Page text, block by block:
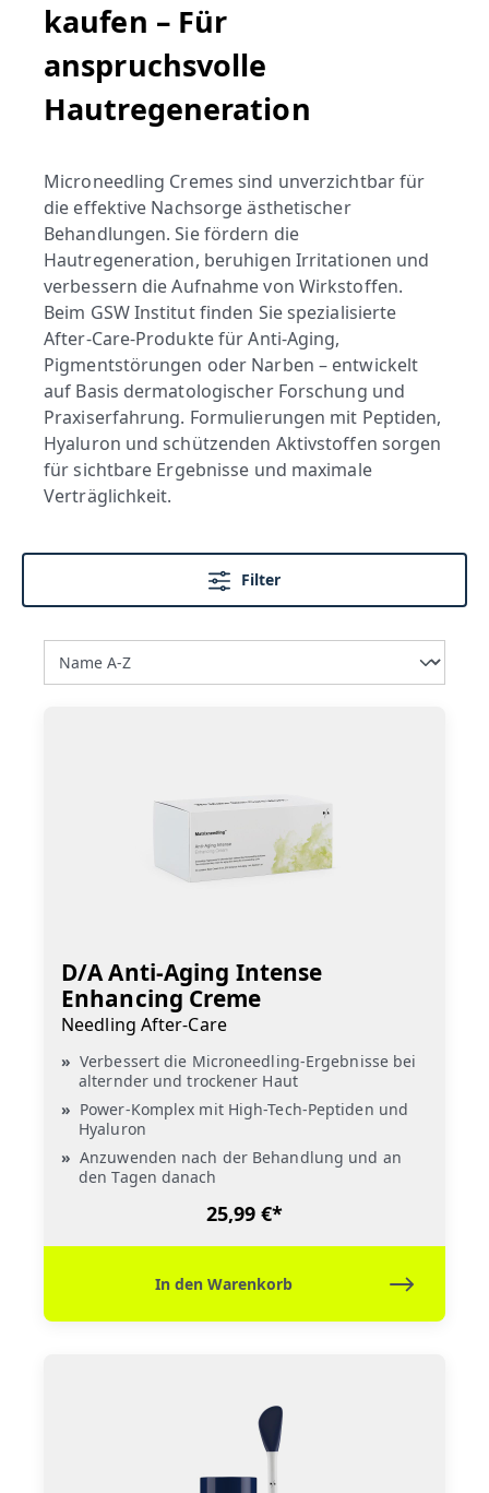
kaufen – Für
anspruchsvolle
Hautregeneration
Microneedling Cremes sind unverzichtbar für
die effektive Nachsorge ästhetischer
Behandlungen. Sie fördern die
Hautregeneration, beruhigen Irritationen und
verbessern die Aufnahme von Wirkstoffen.
Beim GSW Institut finden Sie spezialisierte
After-Care-Produkte für Anti-Aging,
Pigmentstörungen oder Narben – entwickelt
auf Basis dermatologischer Forschung und
Praxiserfahrung. Formulierungen mit Peptiden,
Hyaluron und schützenden Aktivstoffen sorgen
für sichtbare Ergebnisse und maximale
Verträglichkeit.
Filter
D/A Anti-Aging Intense
Enhancing Creme
Needling After-Care
Verbessert die Microneedling-Ergebnisse bei
alternder und trockener Haut
Power-Komplex mit High-Tech-Peptiden und
Hyaluron
Anzuwenden nach der Behandlung und an
den Tagen danach
25,99 €*
In den Warenkorb